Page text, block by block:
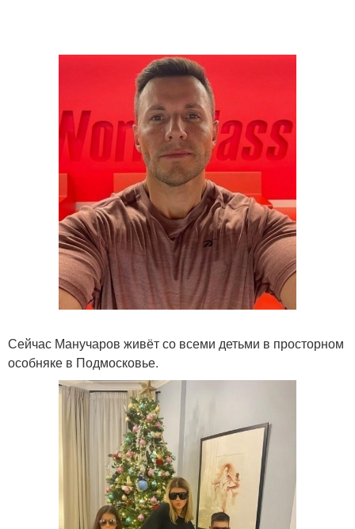
Сейчас Манучаров живёт со всеми детьми в просторном
особняке в Подмосковье.